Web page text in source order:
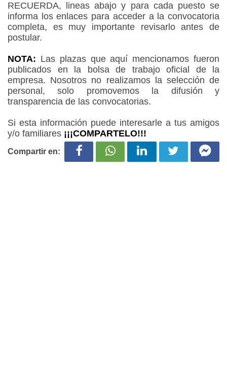
RECUERDA, lineas abajo y para cada puesto se
informa los enlaces para acceder a la convocatoria
completa, es muy importante revisarlo antes de
postular.
NOTA: Las plazas que aquí mencionamos fueron
publicados en la bolsa de trabajo oficial de la
empresa. Nosotros no realizamos la selección de
personal, solo promovemos la difusión y
transparencia de las convocatorias.
Si esta información puede interesarle a tus amigos
y/o familiares ¡¡¡COMPARTELO!!!
Compartir en: